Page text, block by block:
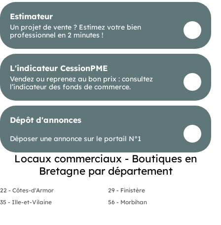
Estimateur
Un projet de vente ? Estimez votre bien
professionnel en 2 minutes !
L'indicateur CessionPME
Vendez ou reprenez au bon prix : consultez
l’indicateur des fonds de commerce.
Dépôt d'annonces
Déposer une annonce sur le portail N°1
Locaux commerciaux - Boutiques en
Bretagne par département
22 - Côtes-d'Armor
29 - Finistère
35 - Ille-et-Vilaine
56 - Morbihan